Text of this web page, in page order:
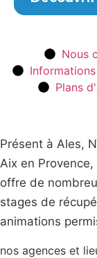
Nous
Plans
Présent à Ales,
Aix en
offre de
stages de
animations
nos agences et